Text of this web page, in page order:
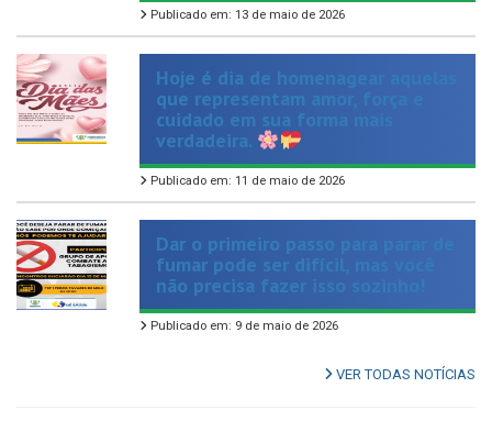
Hoje é dia de homenagear aquelas
que representam amor, força e
cuidado em sua forma mais
verdadeira.
Publicado em: 11 de maio de 2026
Dar o primeiro passo para parar de
fumar pode ser difícil, mas você
não precisa fazer isso sozinho!
Publicado em: 9 de maio de 2026
VER TODAS NOTÍCIAS